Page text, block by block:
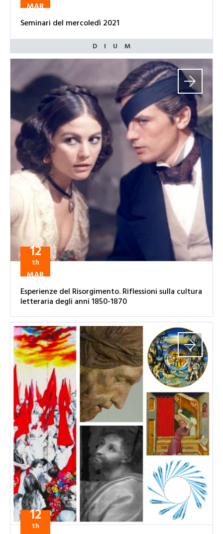
MAR
Seminari del mercoledì 2021
12
th
MAR
Esperienze del Risorgimento. Riflessioni sulla cultura
letteraria degli anni 1850-1870
12
th